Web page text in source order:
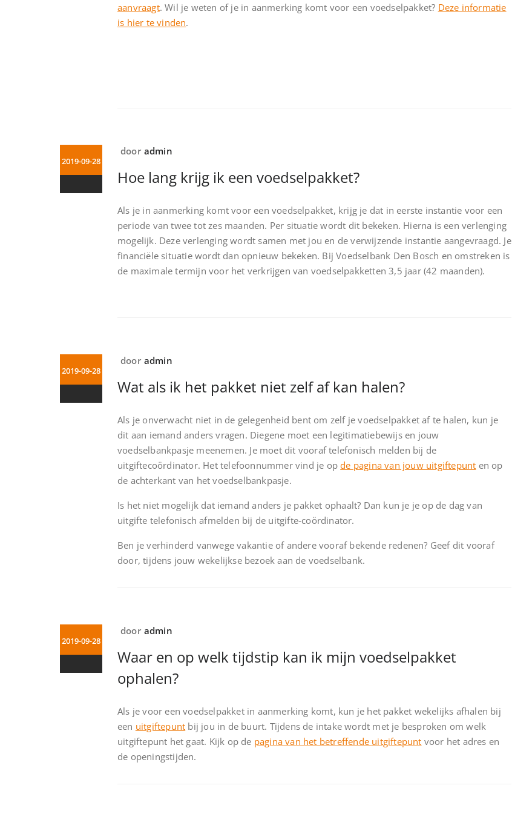
aanvraagt. Wil je weten of je in aanmerking komt voor een voedselpakket? Deze informatie
is hier te vinden.
2019-09-28
door admin
Hoe lang krijg ik een voedselpakket?
Als je in aanmerking komt voor een voedselpakket, krijg je dat in eerste instantie voor een
periode van twee tot zes maanden. Per situatie wordt dit bekeken. Hierna is een verlenging
mogelijk. Deze verlenging wordt samen met jou en de verwijzende instantie aangevraagd. Je
financiële situatie wordt dan opnieuw bekeken. Bij Voedselbank Den Bosch en omstreken is
de maximale termijn voor het verkrijgen van voedselpakketten 3,5 jaar (42 maanden).
2019-09-28
door admin
Wat als ik het pakket niet zelf af kan halen?
Als je onverwacht niet in de gelegenheid bent om zelf je voedselpakket af te halen, kun je
dit aan iemand anders vragen. Diegene moet een legitimatiebewijs en jouw
voedselbankpasje meenemen. Je moet dit vooraf telefonisch melden bij de
uitgiftecoördinator. Het telefoonnummer vind je opde pagina van jouw uitgiftepunt en op
de achterkant van het voedselbankpasje.
Is het niet mogelijk dat iemand anders je pakket ophaalt? Dan kun je je op de dag van
uitgifte telefonisch afmelden bij de uitgifte-coördinator.
Ben je verhinderd vanwege vakantie of andere vooraf bekende redenen? Geef dit vooraf
door, tijdens jouw wekelijkse bezoek aan de voedselbank.
2019-09-28
door admin
Waar en op welk tijdstip kan ik mijn voedselpakket
ophalen?
Als je voor een voedselpakket in aanmerking komt, kun je het pakket wekelijks afhalen bij
een uitgiftepunt bij jou in de buurt. Tijdens de intake wordt met je besproken om welk
uitgiftepunt het gaat. Kijk op de pagina van het betreffende uitgiftepunt voor het adres en
de openingstijden.